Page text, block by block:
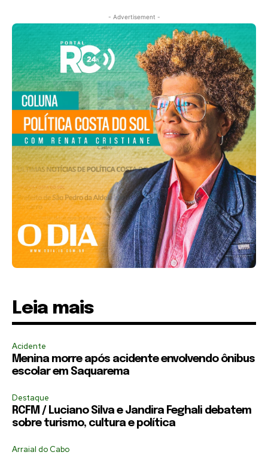
- Advertisement -
Leia mais
Acidente
Menina morre após acidente envolvendo ônibus
escolar em Saquarema
Destaque
RCFM / Luciano Silva e Jandira Feghali debatem
sobre turismo, cultura e política
Arraial do Cabo